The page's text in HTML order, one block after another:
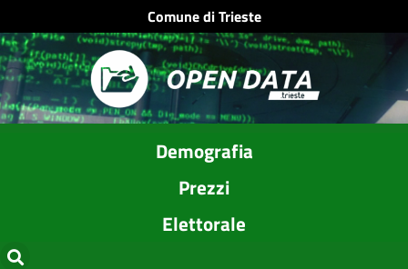
Comune di Trieste
Demografia
Prezzi
Elettorale